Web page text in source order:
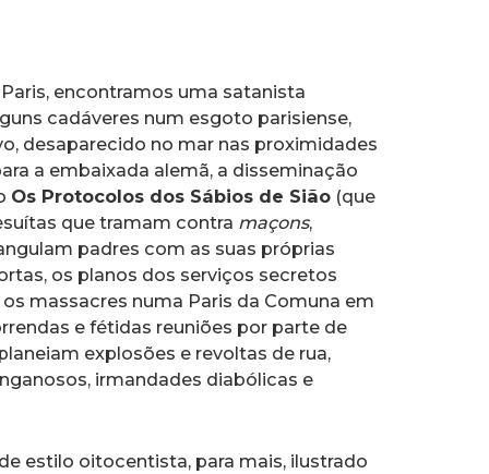
encontramos uma satanista
cadáveres num esgoto parisiense,
desaparecido no mar nas proximidades
a embaixada alemã, a disseminação
Os Protocolos dos Sábios de Sião (que
que tramam contra maçons,
padres com as suas próprias
os planos dos serviços secretos
massacres numa Paris da Comuna em
e fétidas reuniões por parte de
explosões e revoltas de rua,
irmandades diabólicas e
estilo oitocentista, para mais, ilustrado